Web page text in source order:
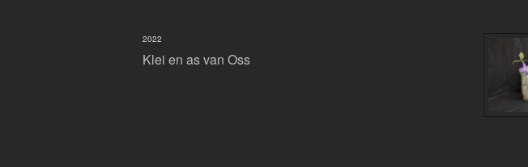
Klei en as van Oss
2022